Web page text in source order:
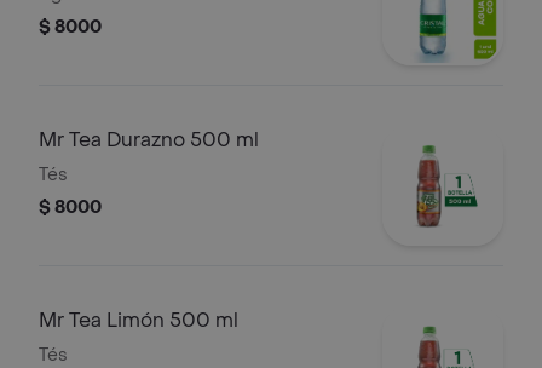
$ 8000
Mr Tea Durazno 500 ml
Tés
$ 8000
Mr Tea Limón 500 ml
Tés